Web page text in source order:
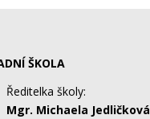
ŠKOLA
Ředitelka školy:
Mgr. Michaela Jedličková